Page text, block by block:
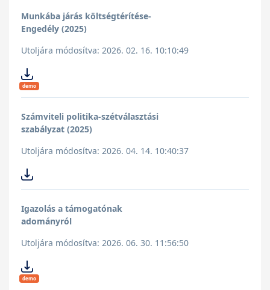
Munkába járás költségtérítése-
Engedély (2025)
Utoljára módosítva: 2026. 02. 16. 10:10:49
demo
Számviteli politika-szétválasztási
szabályzat (2025)
Utoljára módosítva: 2026. 04. 14. 10:40:37
Igazolás a támogatónak
adományról
Utoljára módosítva: 2026. 06. 30. 11:56:50
demo